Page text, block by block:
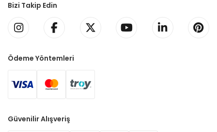
Bizi Takip Edin
Ödeme Yöntemleri
Güvenilir Alışveriş